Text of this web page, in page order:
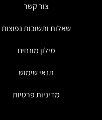
צור קשר
שאלות ותשובות נפוצות
מילון מונחים
תנאי שימוש
מדיניות פרטיות